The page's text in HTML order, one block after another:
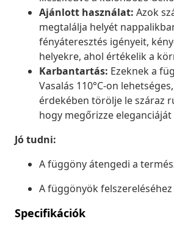
Ajánlott használat: Azok
megtalálja helyét
fényáteresztés igényeit,
helyekre, ahol értékelik a
Karbantartás: Ezeknek a
Vasalás 110°C-on
érdekében törölje le száraz
hogy megőrizze
Jó tudni:
A függöny átengedi a
A függönyök
Specifikációk